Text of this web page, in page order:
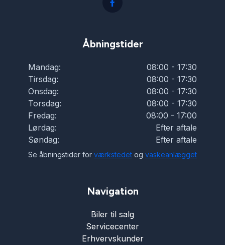
LED kørelys
lændestøtte (justerbar)
multifunktionsrat
mørk loftbeklædning
Åbningstider
Mandag:
08:00 - 17:30
Tirsdag:
08:00 - 17:30
Onsdag:
08:00 - 17:30
Torsdag:
08:00 - 17:30
Fredag:
08:00 - 17:00
Lørdag:
Efter aftale
Søndag:
Efter aftale
Se åbningstider for værkstedet og vaskeanlægget
Navigation
Biler til salg
Servicecenter
Erhvervskunder